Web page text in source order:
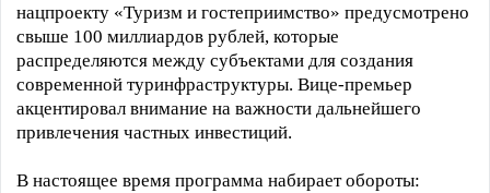
нацпроекту «Туризм и гостеприимство» предусмотрено
свыше 100 миллиардов рублей, которые
распределяются между субъектами для создания
современной туринфраструктуры. Вице-премьер
акцентировал внимание на важности дальнейшего
привлечения частных инвестиций.
В настоящее время программа набирает обороты: